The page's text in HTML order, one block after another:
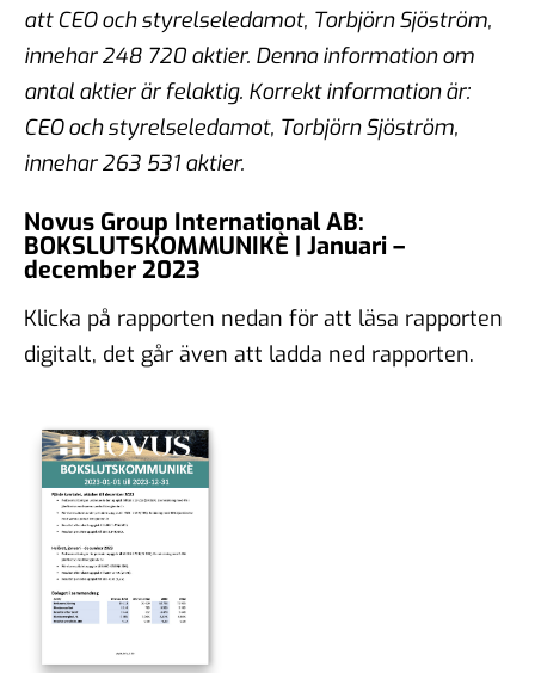
att CEO och styrelseledamot, Torbjörn Sjöström,
innehar 248 720 aktier. Denna information om
antal aktier är felaktig. Korrekt information är:
CEO och styrelseledamot, Torbjörn Sjöström,
innehar 263 531 aktier.
Novus Group International AB:
BOKSLUTSKOMMUNIKÈ | Januari –
december 2023
Klicka på rapporten nedan för att läsa rapporten
digitalt, det går även att ladda ned rapporten.